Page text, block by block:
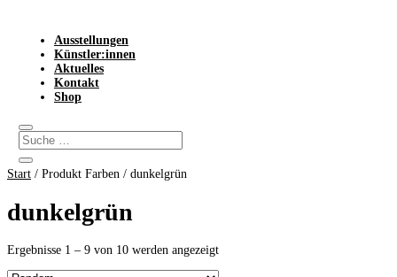
Ausstellungen
Künstler:innen
Aktuelles
Kontakt
Shop
Start / Produkt Farben / dunkelgrün
dunkelgrün
Ergebnisse 1 – 9 von 10 werden angezeigt